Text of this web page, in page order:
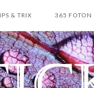
& TRIX 365 FOTON